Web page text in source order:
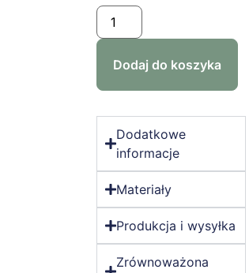
Dodaj do koszyka
Dodatkowe
informacje
Materiały
Produkcja i wysyłka
Zrównoważona